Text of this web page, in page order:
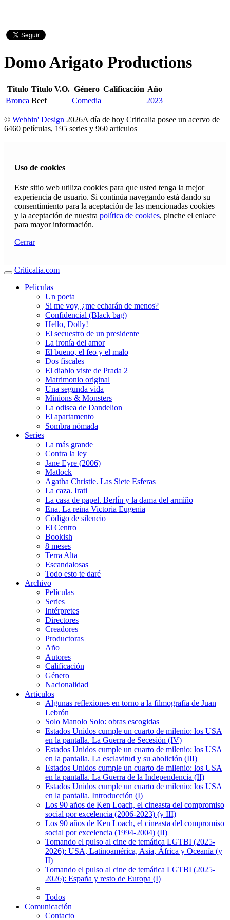
Domo Arigato Productions
Titulo Titulo V.O. Género Calificación Año
Bronca Beef Comedia 2023
© Webbin' Design 2026A día de hoy Criticalia posee un acervo de
6460 películas, 195 series y 960 articulos
Uso de cookies
Este sitio web utiliza cookies para que usted tenga la mejor
experiencia de usuario. Si continúa navegando está dando su
consentimiento para la aceptación de las mencionadas cookies
y la aceptación de nuestra política de cookies, pinche el enlace
para mayor información.
Cerrar
Criticalia.com
Peliculas
Un poeta
Si me voy, ¿me echarán de menos?
Confidencial (Black bag)
Hello, Dolly!
El secuestro de un presidente
La ironía del amor
El bueno, el feo y el malo
Dos fiscales
El diablo viste de Prada 2
Matrimonio original
Una segunda vida
Minions & Monsters
La odisea de Dandelion
El apartamento
Sombra nómada
Series
La más grande
Contra la ley
Jane Eyre (2006)
Matlock
Agatha Christie. Las Siete Esferas
La caza. Irati
La casa de papel. Berlín y la dama del armiño
Ena. La reina Victoria Eugenia
Código de silencio
El Centro
Bookish
8 meses
Terra Alta
Escandalosas
Todo esto te daré
Archivo
Películas
Series
Intérpretes
Directores
Creadores
Productoras
Año
Autores
Calificación
Género
Nacionalidad
Articulos
Algunas reflexiones en torno a la filmografía de Juan
Lebrón
Solo Manolo Solo: obras escogidas
Estados Unidos cumple un cuarto de milenio: los USA
en la pantalla. La Guerra de Secesión (IV)
Estados Unidos cumple un cuarto de milenio: los USA
en la pantalla. La esclavitud y su abolición (III)
Estados Unidos cumple un cuarto de milenio: los USA
en la pantalla. La Guerra de la Independencia (II)
Estados Unidos cumple un cuarto de milenio: los USA
en la pantalla. Introducción (I)
Los 90 años de Ken Loach, el cineasta del compromiso
social por excelencia (2006-2023) (y III)
Los 90 años de Ken Loach, el cineasta del compromiso
social por excelencia (1994-2004) (II)
Tomando el pulso al cine de temática LGTBI (2025-
2026): USA, Latinoamérica, Asia, África y Oceanía (y
II)
Tomando el pulso al cine de temática LGTBI (2025-
2026): España y resto de Europa (I)
Todos
Comunicación
Contacto